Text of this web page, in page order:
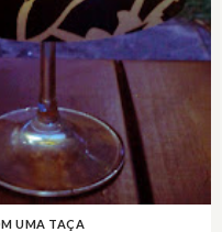
UMA TAÇA